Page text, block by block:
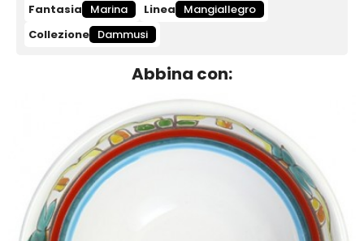
Fantasia Marina Linea
Mangiallegro
Collezione Dammusi
Abbina con: